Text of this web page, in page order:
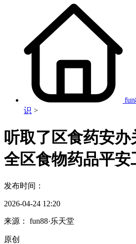
识 >
听取了区食药安办
全区食物药品平安
发布时间：
2026-04-24 12:20
来源： fun88·乐天堂
原创